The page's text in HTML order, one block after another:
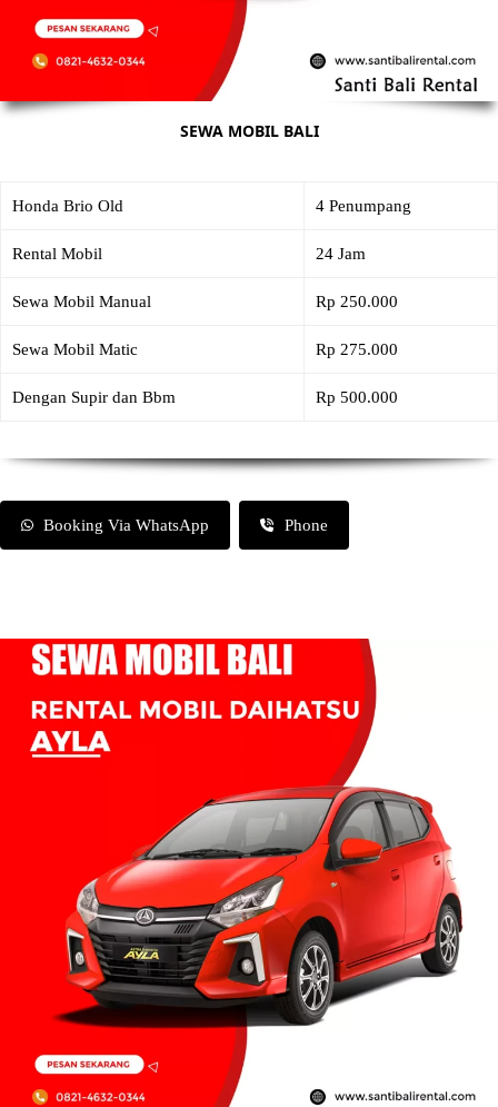
SEWA MOBIL BALI
Honda Brio Old 4 Penumpang
Rental Mobil 24 Jam
Sewa Mobil Manual Rp 250.000
Sewa Mobil Matic Rp 275.000
Dengan Supir dan Bbm Rp 500.000
Booking Via WhatsApp Phone